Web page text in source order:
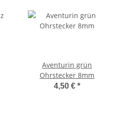
Aventurin grün
Ohrstecker 8mm
4,50 € *